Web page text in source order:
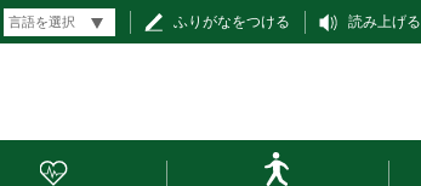
ふりがなをつける 読み上げる